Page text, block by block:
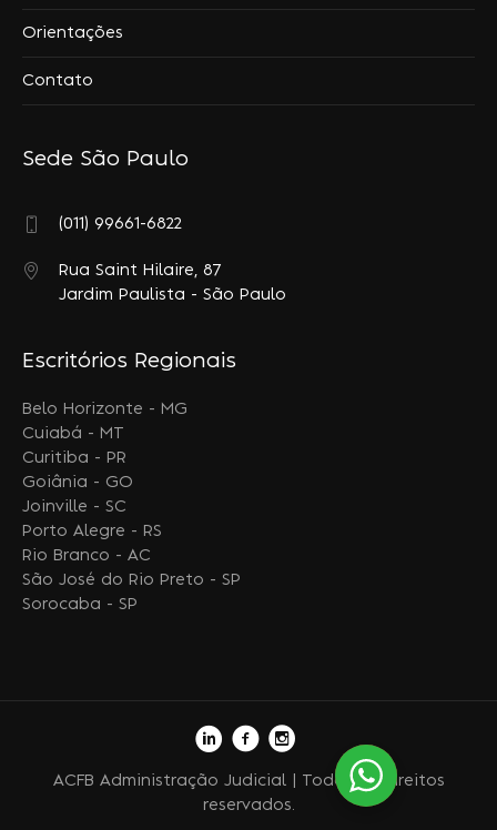
Orientações
Contato
Sede São Paulo
(011) 99661-6822
Rua Saint Hilaire, 87
Jardim Paulista - São Paulo
Escritórios Regionais
Belo Horizonte - MG
Cuiabá - MT
Curitiba - PR
Goiânia - GO
Joinville - SC
Porto Alegre - RS
Rio Branco - AC
São José do Rio Preto - SP
Sorocaba - SP
ACFB Administração Judicial | Todos os direitos
reservados.